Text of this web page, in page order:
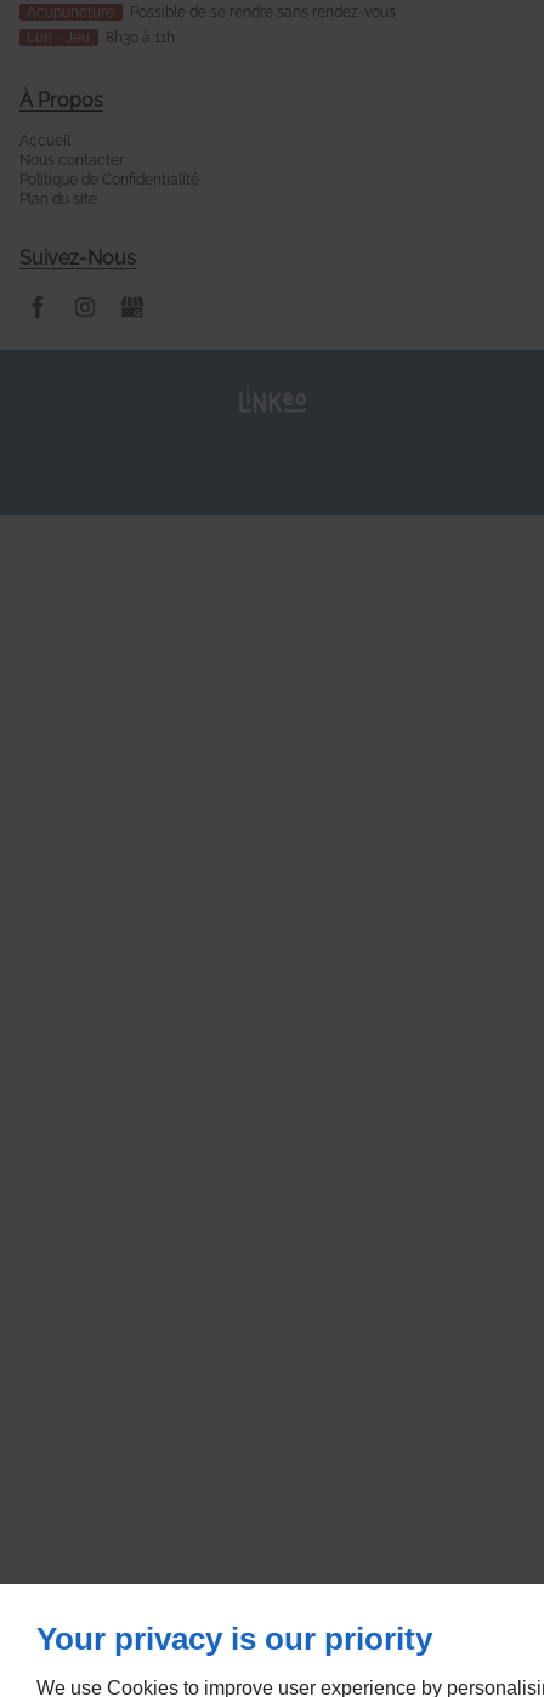
Acupuncture
Possible de se rendre sans rendez-vous
Lun - Jeu
8h30 à 11h
À Propos
Accueil
Nous contacter
Politique de Confidentialité
Plan du site
Suivez-Nous
Your privacy is our priority
We use Cookies to improve user experience by